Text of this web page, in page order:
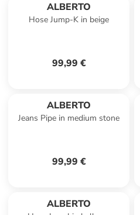
ALBERTO
Hose Jump-K in beige
99,99 €
ALBERTO
Jeans Pipe in medium stone
99,99 €
ALBERTO